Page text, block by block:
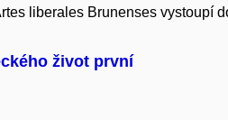
liberales Brunenses vystoupí
život první